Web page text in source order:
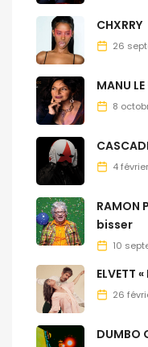
CHXRRY
26
MANU
8
4
RAMON
bisser
10
ELVETT
26
DUMBO